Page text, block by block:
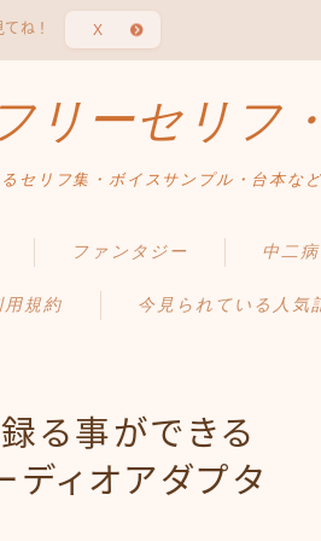
ね！ X
リーセリフ
セリフ集・ボイスサンプル・台本な
ファンタジー 中二病
用規約 今見られている人気
る事ができる
ィオアダプタ